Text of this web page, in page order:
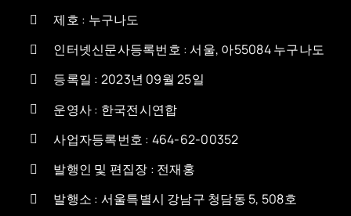
제호 : 누구나도
인터넷신문사등록번호 : 서울, 아55084 누구나도
등록일 : 2023년 09월 25일
운영사 : 한국전시연합
사업자등록번호 : 464-62-00352
발행인 및 편집장 : 전재홍
발행소 : 서울특별시 강남구 청담동 5, 508호